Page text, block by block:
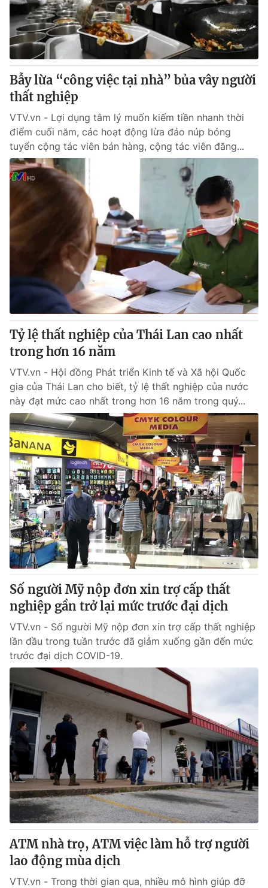
Bẫy lừa “công việc tại nhà” bủa vây người
thất nghiệp
VTV.vn - Lợi dụng tâm lý muốn kiếm tiền nhanh thời
điểm cuối năm, các hoạt động lừa đảo núp bóng
tuyển cộng tác viên bán hàng, cộng tác viên đăng...
Tỷ lệ thất nghiệp của Thái Lan cao nhất
trong hơn 16 năm
VTV.vn - Hội đồng Phát triển Kinh tế và Xã hội Quốc
gia của Thái Lan cho biết, tỷ lệ thất nghiệp của nước
này đạt mức cao nhất trong hơn 16 năm trong quý...
Số người Mỹ nộp đơn xin trợ cấp thất
nghiệp gần trở lại mức trước đại dịch
VTV.vn - Số người Mỹ nộp đơn xin trợ cấp thất nghiệp
lần đầu trong tuần trước đã giảm xuống gần đến mức
trước đại dịch COVID-19.
ATM nhà trọ, ATM việc làm hỗ trợ người
lao động mùa dịch
VTV.vn - Trong thời gian qua, nhiều mô hình giúp đỡ